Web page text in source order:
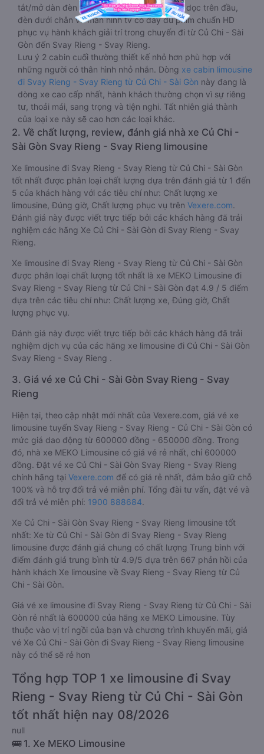
tắt/mở dàn đèn chính của buồng nằm chạy dọc trên đầu,
đèn dưới chân và màn hình tv có đầy đủ phim chuẩn HD
phục vụ hành khách giải trí trong chuyến đi từ Củ Chi - Sài
Gòn đến Svay Rieng - Svay Rieng.
Lưu ý 2 cabin cuối thường thiết kế nhỏ hơn phù hợp với
những người có thân hình nhỏ nhắn. Dòng xe cabin limousine
đi Svay Rieng - Svay Rieng từ Củ Chi - Sài Gòn này đang là
dòng xe cao cấp nhất, hành khách thường chọn vì sự riêng
tư, thoải mái, sang trọng và tiện nghi. Tất nhiên giá thành
của loại xe này sẽ cao hơn các loại khác.
2. Về chất lượng, review, đánh giá nhà xe Củ Chi -
Sài Gòn Svay Rieng - Svay Rieng limousine
Xe limousine đi Svay Rieng - Svay Rieng từ Củ Chi - Sài Gòn
tốt nhất được phân loại chất lượng dựa trên đánh giá từ 1 đến
5 của khách hàng với các tiêu chí như: Chất lượng xe
limousine, Đúng giờ, Chất lượng phục vụ trên Vexere.com.
Đánh giá này được viết trực tiếp bởi các khách hàng đã trải
nghiệm các hãng Xe Củ Chi - Sài Gòn đi Svay Rieng - Svay
Rieng.
Xe limousine đi Svay Rieng - Svay Rieng từ Củ Chi - Sài Gòn
được phân loại chất lượng tốt nhất là xe MEKO Limousine đi
Svay Rieng - Svay Rieng từ Củ Chi - Sài Gòn đạt 4.9 / 5 điểm
dựa trên các tiêu chí như: Chất lượng xe, Đúng giờ, Chất
lượng phục vụ.
Đánh giá này được viết trực tiếp bởi các khách hàng đã trải
nghiệm dịch vụ của các hãng xe limousine đi Củ Chi - Sài Gòn
Svay Rieng - Svay Rieng .
3. Giá vé xe Củ Chi - Sài Gòn Svay Rieng - Svay
Rieng
Hiện tại, theo cập nhật mới nhất của Vexere.com, giá vé xe
limousine tuyến Svay Rieng - Svay Rieng - Củ Chi - Sài Gòn có
mức giá dao động từ 600000 đồng - 650000 đồng. Trong
đó, nhà xe MEKO Limousine có giá vé rẻ nhất, chỉ 600000
đồng. Đặt vé xe Củ Chi - Sài Gòn Svay Rieng - Svay Rieng
chính hãng tại Vexere.com để có giá rẻ nhất, đảm bảo giữ chỗ
100% và hỗ trợ đổi trả vé miễn phí. Tổng đài tư vấn, đặt vé và
đổi trả vé miễn phí: 1900 888684.
Xe Củ Chi - Sài Gòn Svay Rieng - Svay Rieng limousine tốt
nhất: Xe từ Củ Chi - Sài Gòn đi Svay Rieng - Svay Rieng
limousine được đánh giá chung có chất lượng Trung bình với
điểm đánh giá trung bình từ 4.9/5 dựa trên 667 phản hồi của
hành khách Xe limousine về Svay Rieng - Svay Rieng từ Củ
Chi - Sài Gòn.
Giá vé xe limousine đi Svay Rieng - Svay Rieng từ Củ Chi - Sài
Gòn rẻ nhất là 600000 của hãng xe MEKO Limousine. Tùy
thuộc vào vị trí ngồi của bạn và chương trình khuyến mãi, giá
vé Xe Củ Chi - Sài Gòn đi Svay Rieng - Svay Rieng limousine
này có thể sẽ rẻ hơn
Tổng hợp TOP 1 xe limousine đi Svay
Rieng - Svay Rieng từ Củ Chi - Sài Gòn
tốt nhất hiện nay 08/2026
null
🚌 1. Xe MEKO Limousine